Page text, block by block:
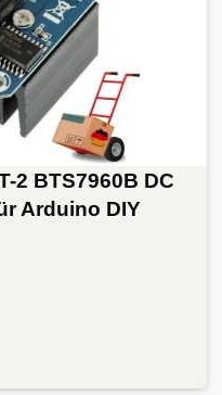
2 BTS7960B DC
Arduino DIY